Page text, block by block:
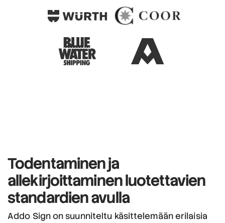
Todentaminen ja
allekirjoittaminenluotettavien
standardien avulla
Addo Sign on suunniteltu käsittelemään erilaisia